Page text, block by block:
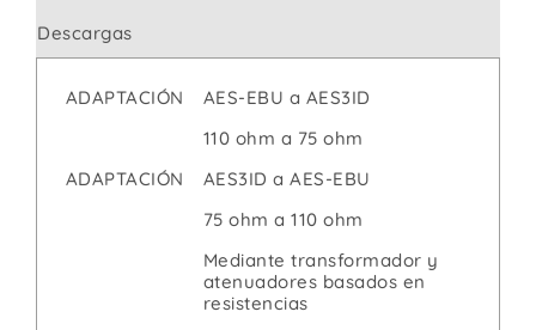
Descargas
ADAPTACIÓN
AES-EBU a AES3ID
110 ohm a 75 ohm
ADAPTACIÓN
AES3ID a AES-EBU
75 ohm a 110 ohm
Mediante transformador y
atenuadores basados en
resistencias